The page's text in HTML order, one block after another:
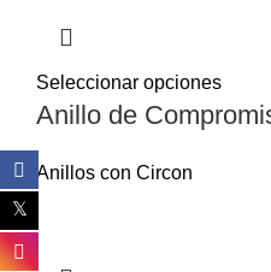
Seleccionar opciones
Anillo de
Anillos con Circon